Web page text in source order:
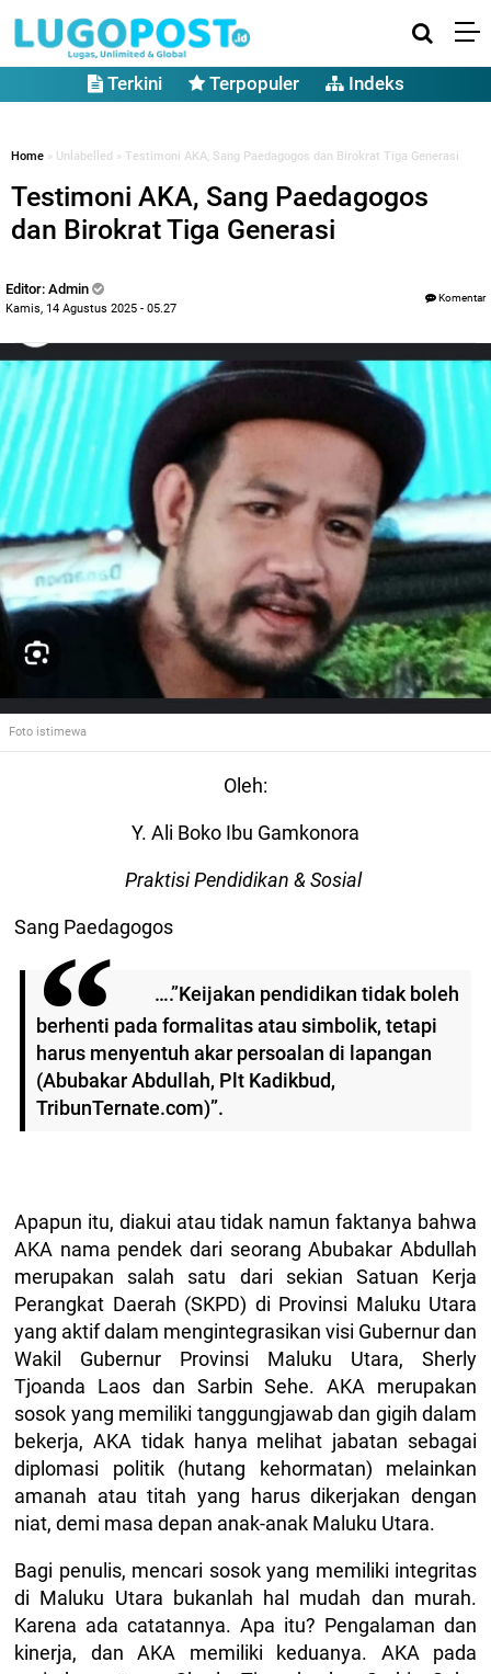
Terkini Terpopuler Indeks
Home » Unlabelled » Testimoni AKA, Sang Paedagogos dan Birokrat Tiga Generasi
Testimoni AKA, Sang Paedagogos
dan Birokrat Tiga Generasi
Editor: Admin
Kamis, 14 Agustus 2025 - 05.27
Komentar
Foto istimewa
Oleh:
Y. Ali Boko Ibu Gamkonora
Praktisi Pendidikan & Sosial
Sang Paedagogos
….”Keijakan pendidikan tidak boleh
berhenti pada formalitas atau simbolik, tetapi
harus menyentuh akar persoalan di lapangan
(Abubakar Abdullah, Plt Kadikbud,
TribunTernate.com)”.
Apapun itu, diakui atau tidak namun faktanya bahwa
AKA nama pendek dari seorang Abubakar Abdullah
merupakan salah satu dari sekian Satuan Kerja
Perangkat Daerah (SKPD) di Provinsi Maluku Utara
yang aktif dalam mengintegrasikan visi Gubernur dan
Wakil Gubernur Provinsi Maluku Utara, Sherly
Tjoanda Laos dan Sarbin Sehe. AKA merupakan
sosok yang memiliki tanggungjawab dan gigih dalam
bekerja, AKA tidak hanya melihat jabatan sebagai
diplomasi politik (hutang kehormatan) melainkan
amanah atau titah yang harus dikerjakan dengan
niat, demi masa depan anak-anak Maluku Utara.
Bagi penulis, mencari sosok yang memiliki integritas
di Maluku Utara bukanlah hal mudah dan murah.
Karena ada catatannya. Apa itu? Pengalaman dan
kinerja, dan AKA memiliki keduanya. AKA pada